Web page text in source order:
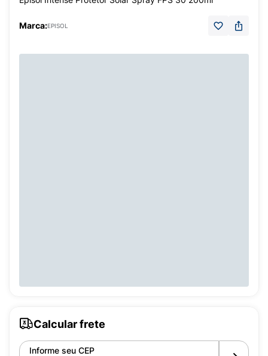
Marca:EPISOL
Calcular frete
Informe seu CEP